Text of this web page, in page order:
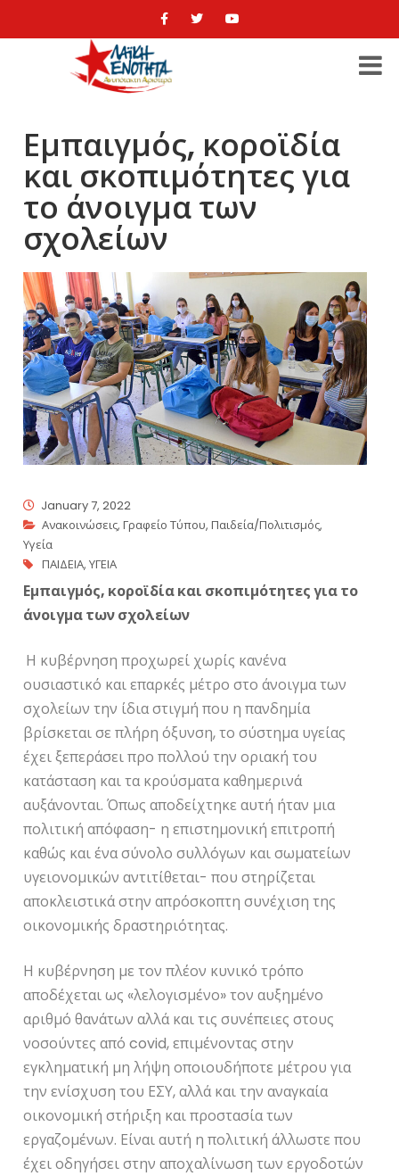
Εμπαιγμός, κοροϊδία
και σκοπιμότητες για
το άνοιγμα των
σχολείων
January 7, 2022
Ανακοινώσεις,Γραφείο Τύπου,Παιδεία/Πολιτισμός,
Υγεία
ΠΑΙΔΕΙΑ,ΥΓΕΙΑ
Εμπαιγμός, κοροϊδία και σκοπιμότητες για το
άνοιγμα των σχολείων
Η κυβέρνηση προχωρεί χωρίς κανένα
ουσιαστικό και επαρκές μέτρο στο άνοιγμα των
σχολείων την ίδια στιγμή που η πανδημία
βρίσκεται σε πλήρη όξυνση, το σύστημα υγείας
έχει ξεπεράσει προ πολλού την οριακή του
κατάσταση και τα κρούσματα καθημερινά
αυξάνονται. Όπως αποδείχτηκε αυτή ήταν μια
πολιτική απόφαση- η επιστημονική επιτροπή
καθώς και ένα σύνολο συλλόγων και σωματείων
υγειονομικών αντιτίθεται- που στηρίζεται
αποκλειστικά στην απρόσκοπτη συνέχιση της
οικονομικής δραστηριότητας.
Η κυβέρνηση με τον πλέον κυνικό τρόπο
αποδέχεται ως «λελογισμένο» τον αυξημένο
αριθμό θανάτων αλλά και τις συνέπειες στους
νοσούντες από covid, επιμένοντας στην
εγκληματική μη λήψη οποιουδήποτε μέτρου για
την ενίσχυση του ΕΣΥ, αλλά και την αναγκαία
οικονομική στήριξη και προστασία των
εργαζομένων. Είναι αυτή η πολιτική άλλωστε που
έχει οδηγήσει στην αποχαλίνωση των εργοδοτών